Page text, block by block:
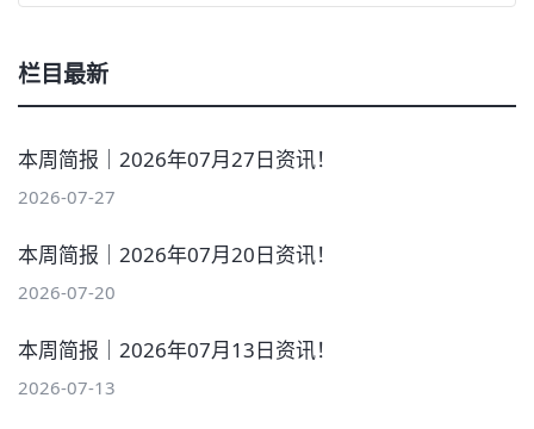
栏目最新
本周简报｜2026年07月27日资讯！
2026-07-27
本周简报｜2026年07月20日资讯！
2026-07-20
本周简报｜2026年07月13日资讯！
2026-07-13